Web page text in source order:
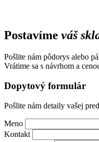
Postavíme váš
Pošlite nám pôdorys alebo
Vrátime sa s návrhom a
Dopytový formulár
Pošlite nám detaily vašej
Meno
Kontakt